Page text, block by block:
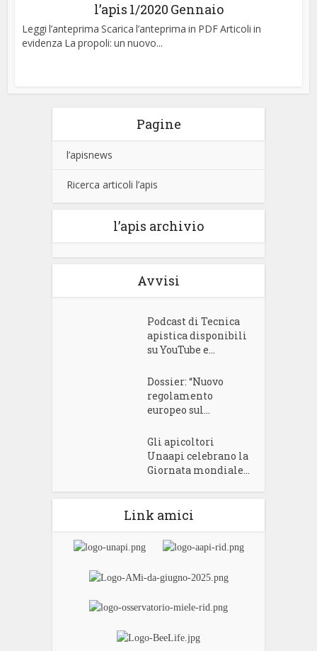
l’apis 1/2020 Gennaio
Leggi l’anteprima Scarica l’anteprima in PDF Articoli in
evidenza La propoli: un nuovo...
Pagine
l’apisnews
Ricerca articoli l’apis
l’apis archivio
Avvisi
Podcast di Tecnica
apistica disponibili
su YouTube e...
Dossier: “Nuovo
regolamento
europeo sul...
Gli apicoltori
Unaapi celebrano la
Giornata mondiale...
Link amici